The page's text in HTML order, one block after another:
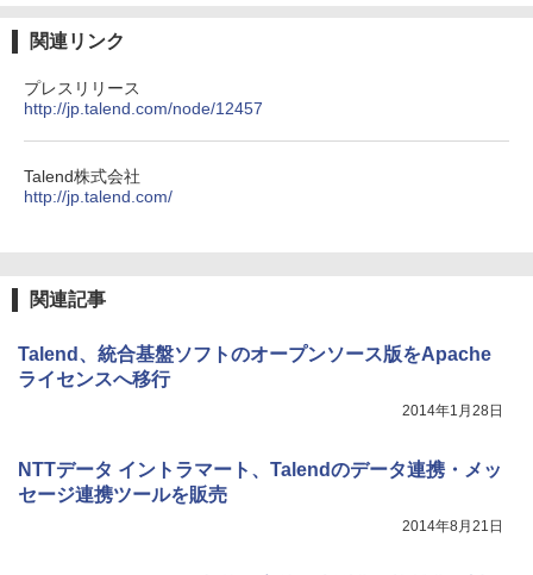
関連リンク
プレスリリース
http://jp.talend.com/node/12457
Talend株式会社
http://jp.talend.com/
関連記事
Talend、統合基盤ソフトのオープンソース版をApache
ライセンスへ移行
2014年1月28日
NTTデータ イントラマート、Talendのデータ連携・メッ
セージ連携ツールを販売
2014年8月21日